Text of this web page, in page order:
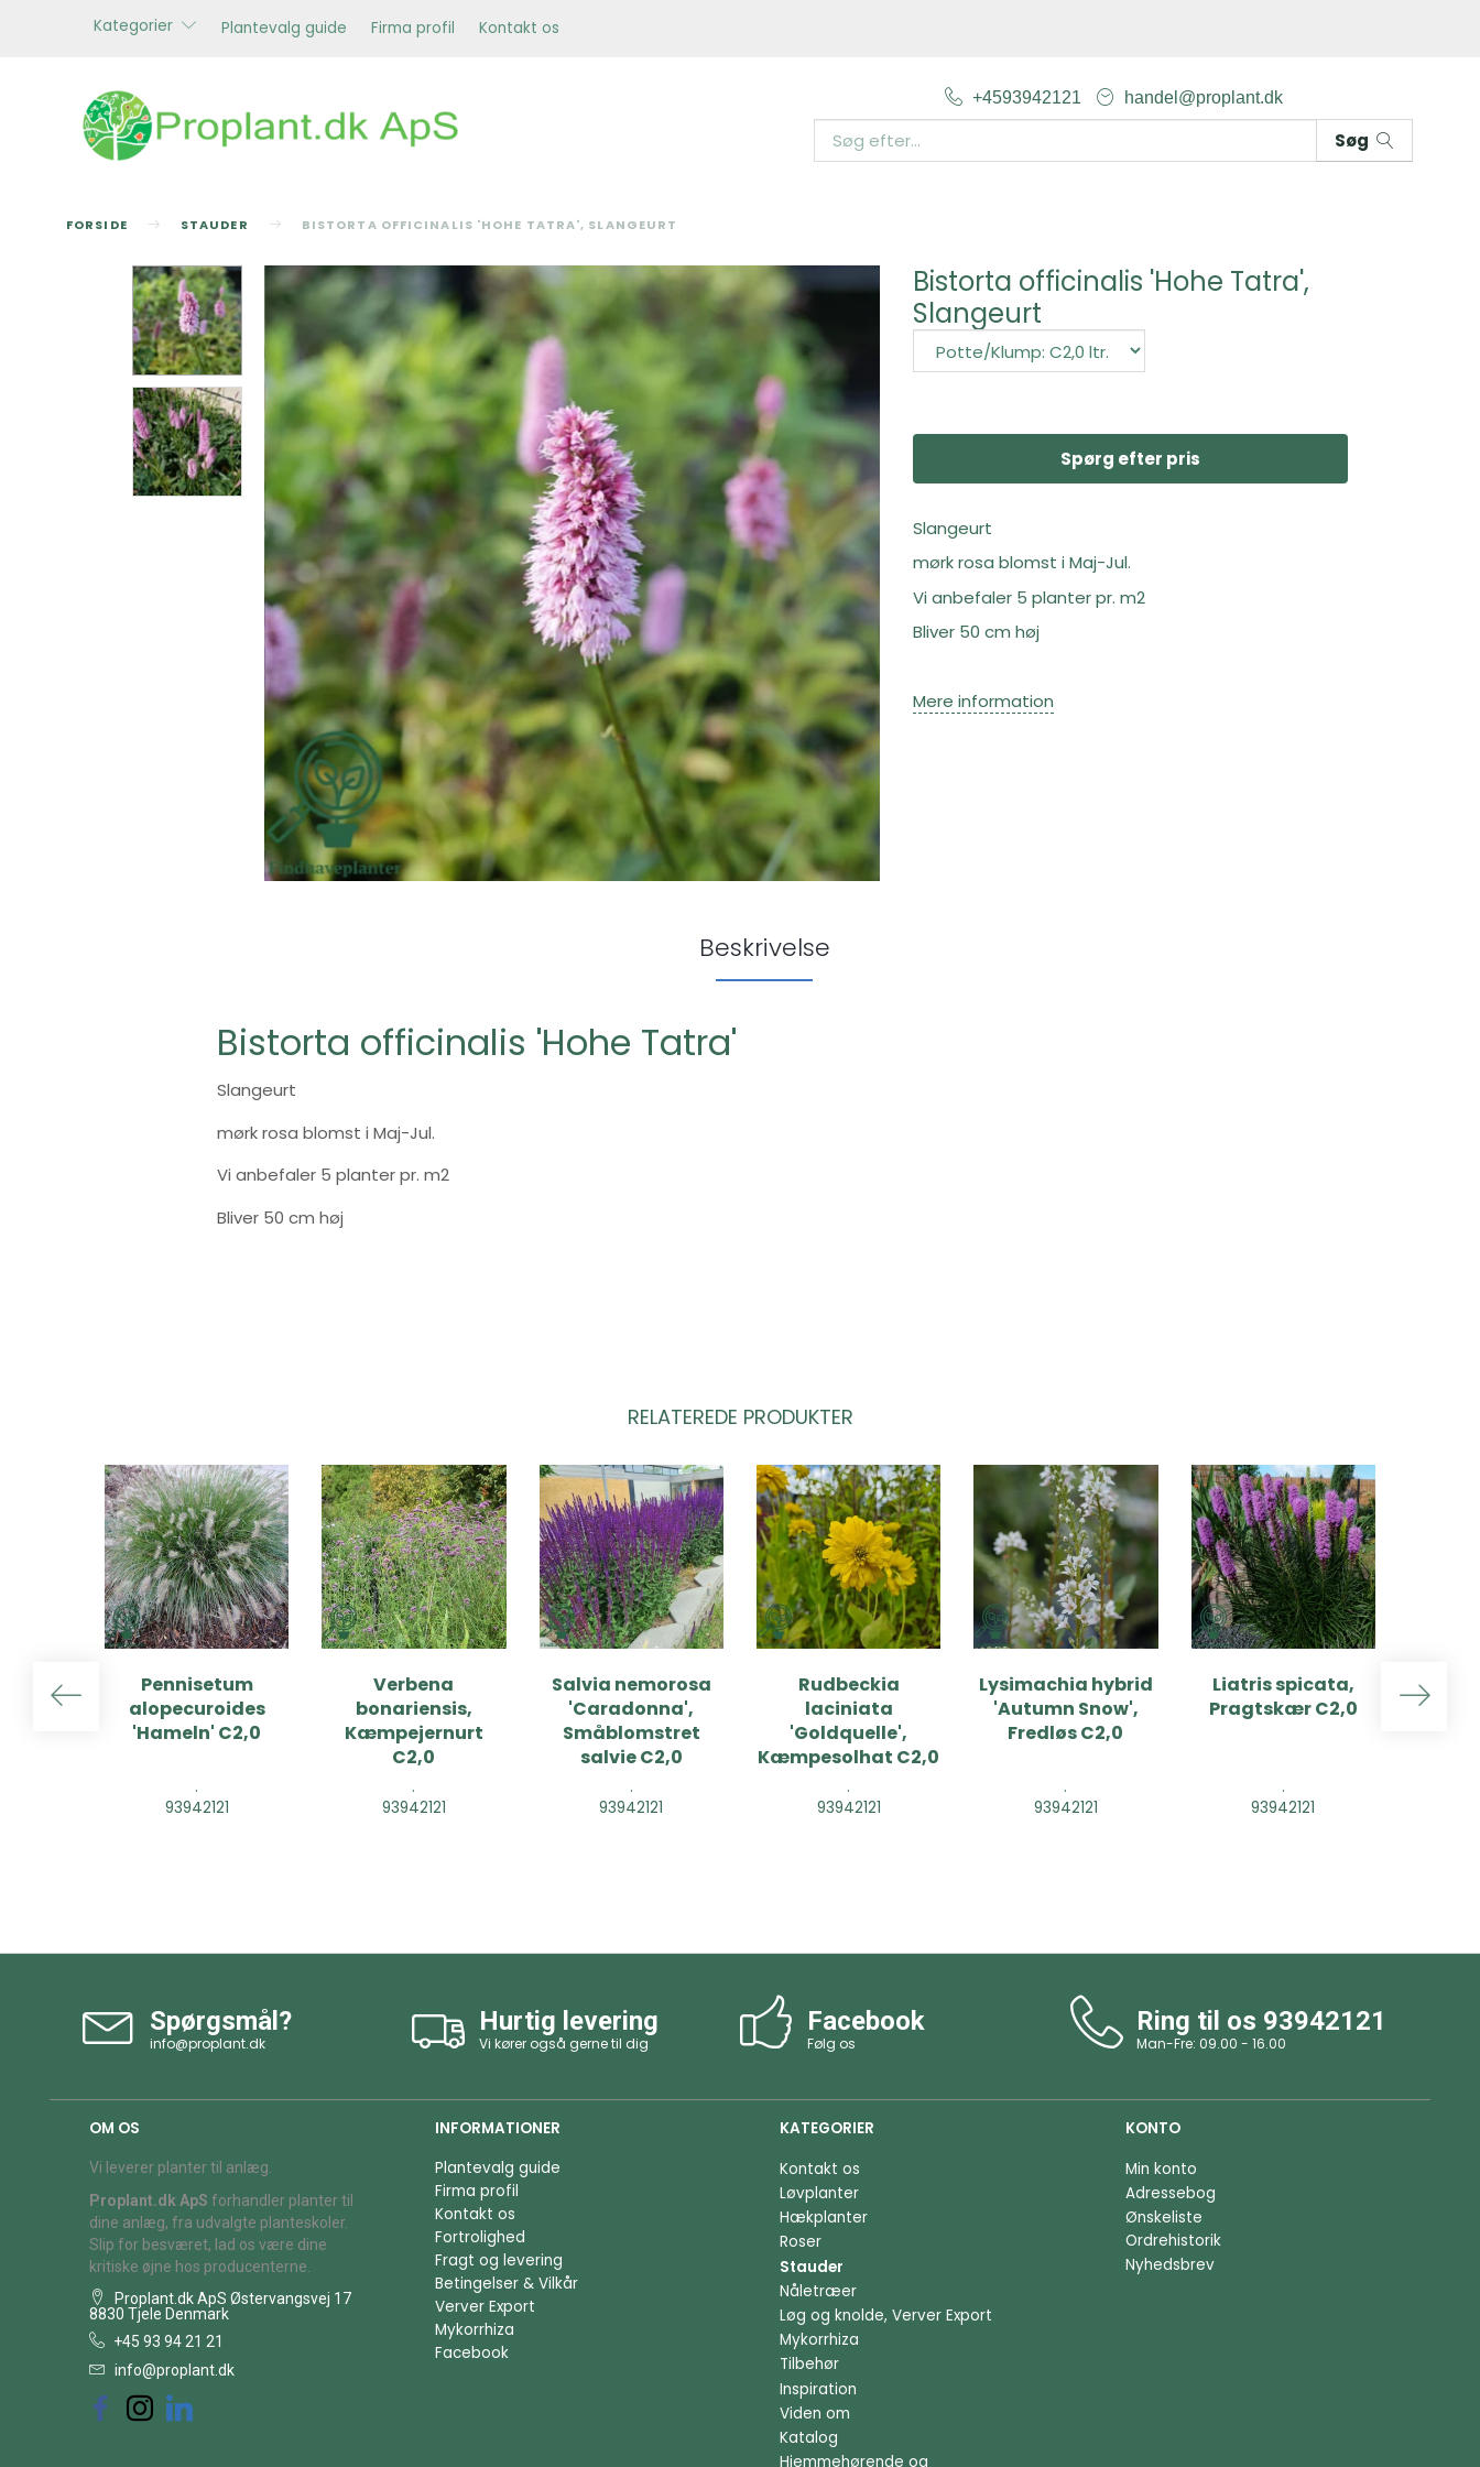
Kategorier Plantevalg guide Firma profil Kontakt os
+4593942121 handel@proplant.dk
Søg
FORSIDE STAUDER BISTORTA OFFICINALIS 'HOHE TATRA', SLANGEURT
Bistorta officinalis 'Hohe Tatra',
Slangeurt
Spørg efter pris
Slangeurt
mørk rosa blomst i Maj-Jul.
Vi anbefaler 5 planter pr. m2
Bliver 50 cm høj
Mere information
Beskrivelse
Bistorta officinalis 'Hohe Tatra'
Slangeurt
mørk rosa blomst i Maj-Jul.
Vi anbefaler 5 planter pr. m2
Bliver 50 cm høj
RELATEREDE PRODUKTER
Pennisetum
alopecuroides
'Hameln' C2,0
.
93942121
Verbena
bonariensis,
Kæmpejernurt
C2,0
.
93942121
Salvia nemorosa
'Caradonna',
Småblomstret
salvie C2,0
.
93942121
Rudbeckia
laciniata
'Goldquelle',
Kæmpesolhat C2,0
.
93942121
Lysimachia hybrid
'Autumn Snow',
Fredløs C2,0
.
93942121
Liatris spicata,
Pragtskær C2,0
.
93942121
Spørgsmål?
info@proplant.dk
Hurtig levering
Vi kører også gerne til dig
Facebook
Følg os
Ring til os 93942121
Man-Fre: 09.00 - 16.00
OM OS
Vi leverer planter til anlæg.
Proplant.dk ApS forhandler planter til
dine anlæg, fra udvalgte planteskoler.
Slip for besværet, lad os være dine
kritiske øjne hos producenterne.
Proplant.dk ApS Østervangsvej 17
8830 Tjele Denmark
+45 93 94 21 21
info@proplant.dk
INFORMATIONER
Plantevalg guide
Firma profil
Kontakt os
Fortrolighed
Fragt og levering
Betingelser & Vilkår
Verver Export
Mykorrhiza
Facebook
KATEGORIER
Kontakt os
Løvplanter
Hækplanter
Roser
Stauder
Nåletræer
Løg og knolde, Verver Export
Mykorrhiza
Tilbehør
Inspiration
Viden om
Katalog
Hjemmehørende og
KONTO
Min konto
Adressebog
Ønskeliste
Ordrehistorik
Nyhedsbrev